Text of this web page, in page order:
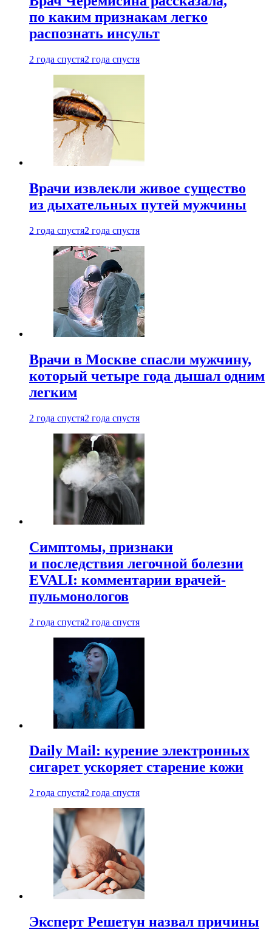
по каким признакам легко
распознать инсульт
2 года спустя2 года спустя
Врачи извлекли живое существо
из дыхательных путей мужчины
2 года спустя2 года спустя
Врачи в Москве спасли мужчину,
который четыре года дышал одним
легким
2 года спустя2 года спустя
Симптомы, признаки
и последствия легочной болезни
EVALI: комментарии врачей-
пульмонологов
2 года спустя2 года спустя
Daily Mail: курение электронных
сигарет ускоряет старение кожи
2 года спустя2 года спустя
Эксперт Решетун назвал причины